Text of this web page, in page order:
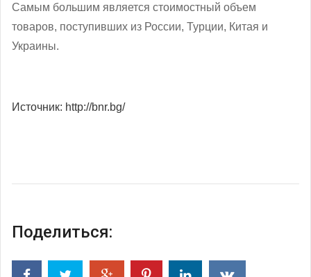
Самым большим является стоимостный объем
товаров, поступивших из России, Турции, Китая и
Украины.
Источник: http://bnr.bg/
Поделиться: